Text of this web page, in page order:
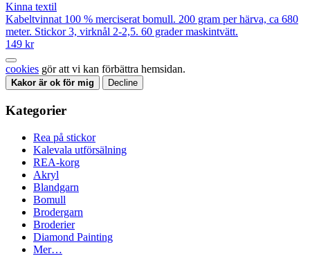
Kinna textil
Kabeltvinnat 100 % merciserat bomull. 200 gram per härva, ca 680
meter. Stickor 3, virknål 2-2,5. 60 grader maskintvätt.
149 kr
cookies gör att vi kan förbättra hemsidan.
Kakor är ok för mig Decline
Kategorier
Rea på stickor
Kalevala utförsälning
REA-korg
Akryl
Blandgarn
Bomull
Brodergarn
Broderier
Diamond Painting
Mer…